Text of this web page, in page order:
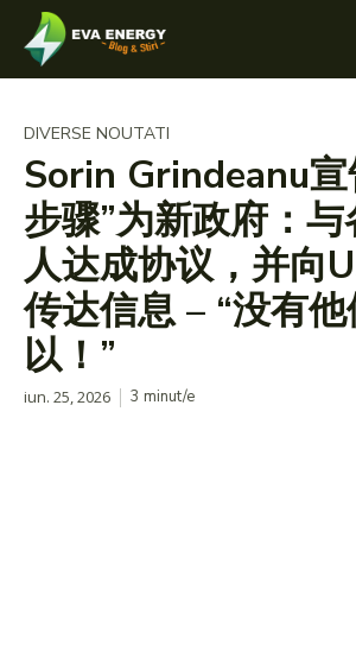
DIVERSE NOUTATI
Sorin Grindeanu宣
步骤”为新政府：
人达成协议，并向
传达信息 – “没有
以！”
iun. 25, 2026 3 minut/e